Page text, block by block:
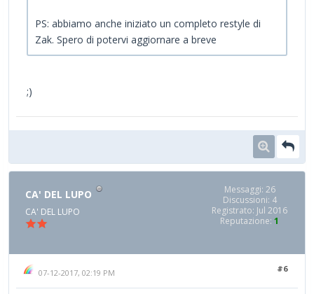
PS: abbiamo anche iniziato un completo restyle di
Zak. Spero di potervi aggiornare a breve
;)
CA' DEL LUPO
CA' DEL LUPO
Messaggi: 26
Discussioni: 4
Registrato: Jul 2016
Reputazione: 1
#6
07-12-2017, 02:19 PM